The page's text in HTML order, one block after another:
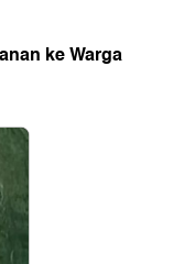
ke Warga